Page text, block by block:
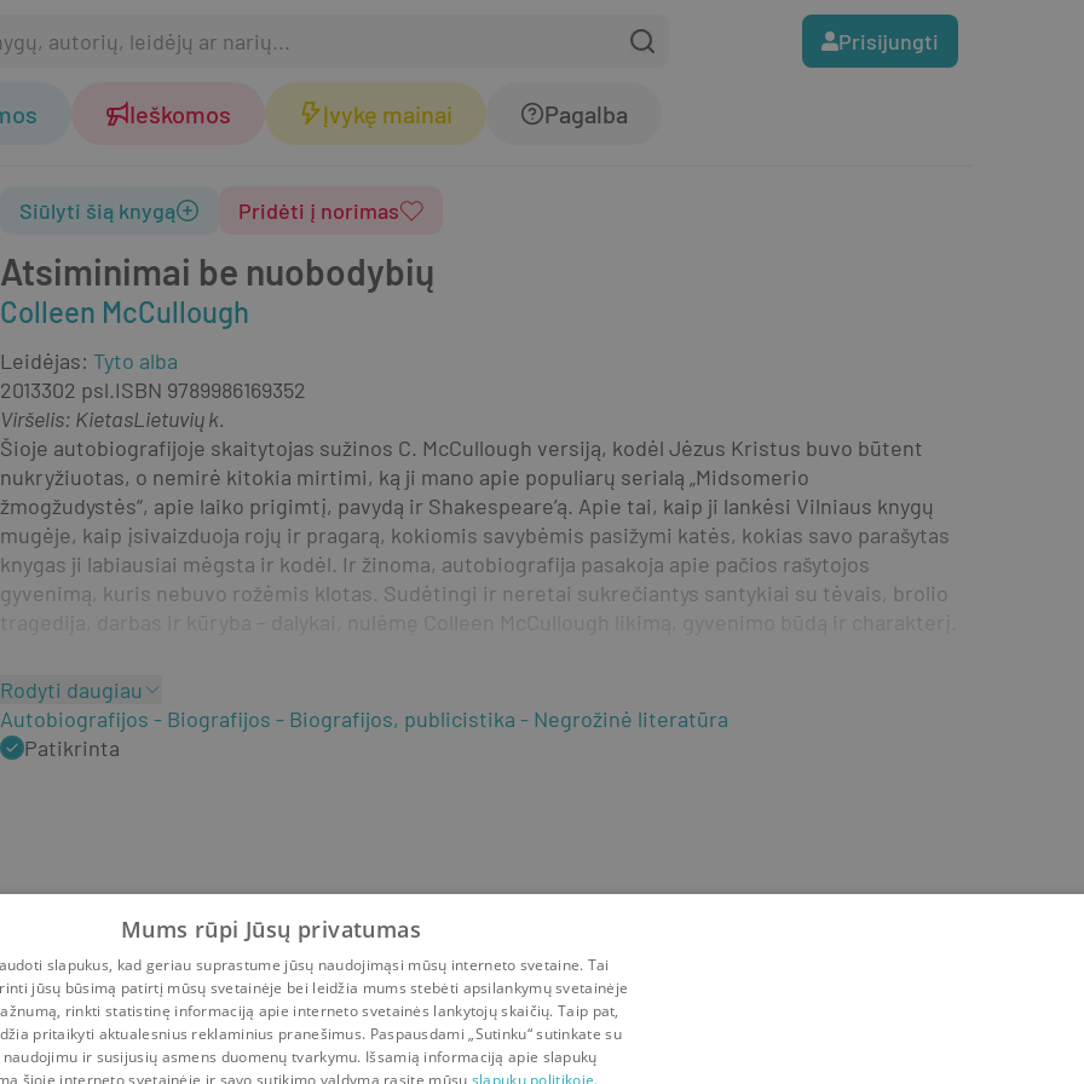
Prisijungti
Ieškomos Įvykę mainai Pagalba
Atsiminimai be nuobodybių
Colleen McCullough
Siūlyti šią knygą Pridėti į norimas
Leidėjas: Tyto alba
2013302 psl.ISBN 9789986169352
Viršelis: KietasLietuvių k.
Šioje autobiografijoje skaitytojas sužinos C. McCullough versiją, kodėl Jėzus Kristus buvo būtent
nukryžiuotas, o nemirė kitokia mirtimi, ką ji mano apie populiarų serialą „Midsomerio
žmogžudystės“, apie laiko prigimtį, pavydą ir Shakespeare’ą. Apie tai, kaip ji lankėsi Vilniaus knygų
mugėje, kaip įsivaizduoja rojų ir pragarą, kokiomis savybėmis pasižymi katės, kokias savo parašytas
knygas ji labiausiai mėgsta ir kodėl. Ir žinoma, autobiografija pasakoja apie pačios rašytojos
gyvenimą, kuris nebuvo rožėmis klotas. Sudėtingi ir neretai sukrečiantys santykiai su tėvais, brolio
tragedija, darbas ir kūryba – dalykai, nulėmę Colleen McCullough likimą, gyvenimo būdą ir charakterį.
Rodyti daugiau
Autobiografijos
Biografijos Biografijos, publicistika
Negrožinė literatūra
Patikrinta
Mums rūpi Jūsų privatumas
slapukus, kad geriau suprastume jūsų naudojimąsi mūsų interneto svetaine. Tai
jūsų būsimą patirtį mūsų svetainėje bei leidžia mums stebėti apsilankymų svetainėje
rinkti statistinę informaciją apie interneto svetainės lankytojų skaičių. Taip pat,
pritaikyti aktualesnius reklaminius pranešimus. Paspausdami „Sutinku“ sutinkate su
ir susijusių asmens duomenų tvarkymu. Išsamią informaciją apie slapukų
šioje interneto svetainėje ir savo sutikimo valdymą rasite mūsų slapukų politikoje.